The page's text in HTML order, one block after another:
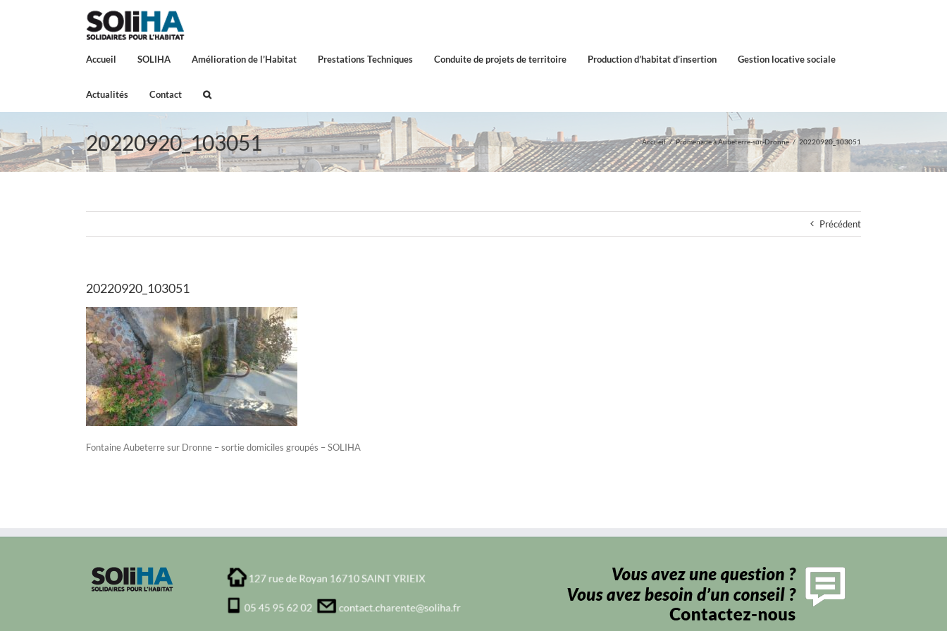
Accueil SOLIHA Amélioration de l’Habitat Prestations Techniques Conduite de projets de territoire Production d’habitat d’insertion Gestion locative sociale
Actualités Contact
20220920_103051 Accueil Promenade à Aubeterre-sur-Dronne 20220920_103051
Précédent
20220920_103051
Fontaine Aubeterre sur Dronne – sortie domiciles groupés – SOLIHA